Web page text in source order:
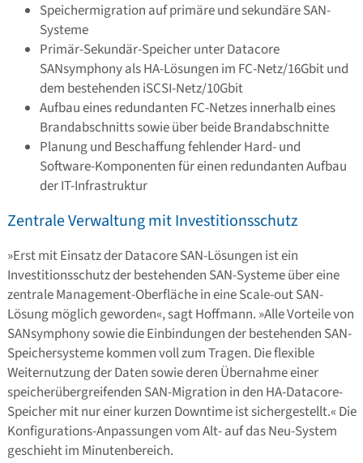
Speichermigration auf primäre und sekundäre SAN-
Systeme
Primär-Sekundär-Speicher unter Datacore
SANsymphony als HA-Lösungen im FC-Netz/16Gbit und
dem bestehenden iSCSI-Netz/10Gbit
Aufbau eines redundanten FC-Netzes innerhalb eines
Brandabschnitts sowie über beide Brandabschnitte
Planung und Beschaffung fehlender Hard- und
Software-Komponenten für einen redundanten Aufbau
der IT-Infrastruktur
Zentrale Verwaltung mit Investitionsschutz
»Erst mit Einsatz der Datacore SAN-Lösungen ist ein
Investitionsschutz der bestehenden SAN-Systeme über eine
zentrale Management-Oberfläche in eine Scale-out SAN-
Lösung möglich geworden«, sagt Hoffmann. »Alle Vorteile von
SANsymphony sowie die Einbindungen der bestehenden SAN-
Speichersysteme kommen voll zum Tragen. Die flexible
Weiternutzung der Daten sowie deren Übernahme einer
speicherübergreifenden SAN-Migration in den HA-Datacore-
Speicher mit nur einer kurzen Downtime ist sichergestellt.« Die
Konfigurations-Anpassungen vom Alt- auf das Neu-System
geschieht im Minutenbereich.